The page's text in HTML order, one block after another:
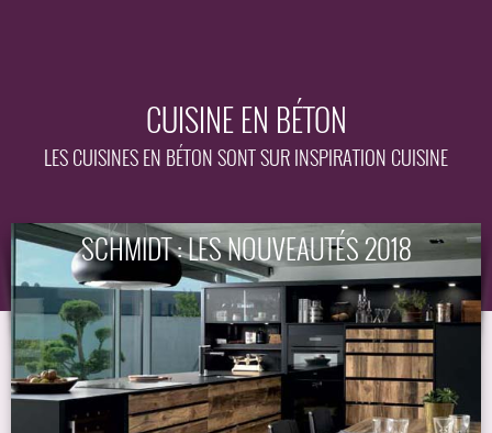
CUISINE EN BÉTON
LES CUISINES EN BÉTON SONT SUR INSPIRATION CUISINE
SCHMIDT : LES NOUVEAUTÉS 2018